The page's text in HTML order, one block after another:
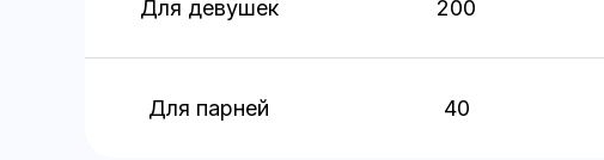
Для девушек 200
Для парней 40